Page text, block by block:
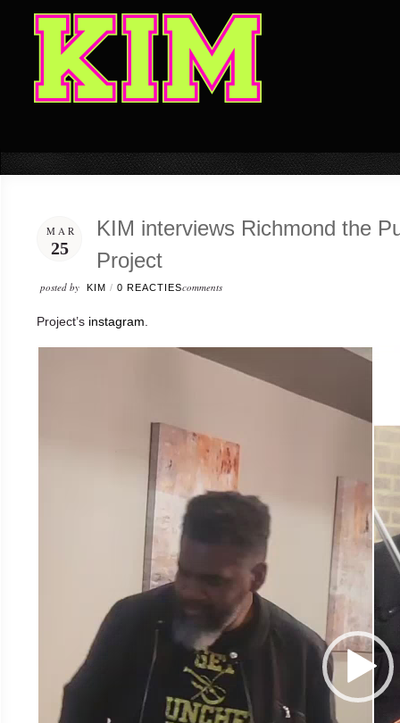
MAR
25
KIM interviews Richmond the
Project
posted by KIM / 0 REACTIEScomments
Project’s instagram